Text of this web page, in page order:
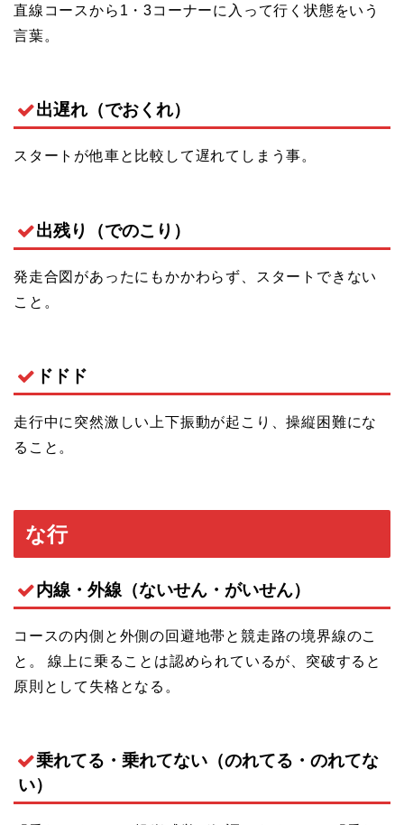
直線コースから1・3コーナーに入って行く状態をいう
言葉。
出遅れ（でおくれ）
スタートが他車と比較して遅れてしまう事。
出残り（でのこり）
発走合図があったにもかかわらず、スタートできない
こと。
ドドド
走行中に突然激しい上下振動が起こり、操縦困難にな
ること。
な行
内線・外線（ないせん・がいせん）
コースの内側と外側の回避地帯と競走路の境界線のこ
と。 線上に乗ることは認められているが、突破すると
原則として失格となる。
乗れてる・乗れてない（のれてる・のれてな
い）